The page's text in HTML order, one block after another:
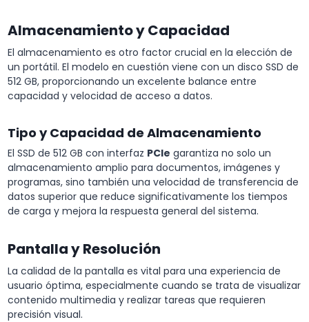
Almacenamiento y Capacidad
El almacenamiento es otro factor crucial en la elección de
un portátil. El modelo en cuestión viene con un disco SSD de
512 GB, proporcionando un excelente balance entre
capacidad y velocidad de acceso a datos.
Tipo y Capacidad de Almacenamiento
El SSD de 512 GB con interfaz PCIe garantiza no solo un
almacenamiento amplio para documentos, imágenes y
programas, sino también una velocidad de transferencia de
datos superior que reduce significativamente los tiempos
de carga y mejora la respuesta general del sistema.
Pantalla y Resolución
La calidad de la pantalla es vital para una experiencia de
usuario óptima, especialmente cuando se trata de visualizar
contenido multimedia y realizar tareas que requieren
precisión visual.